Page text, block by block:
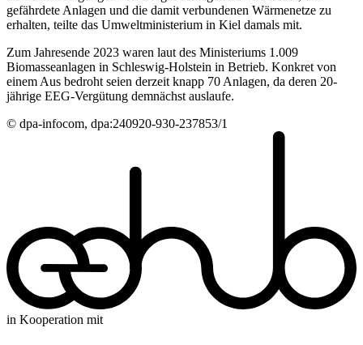
gefährdete Anlagen und die damit verbundenen Wärmenetze zu
erhalten, teilte das Umweltministerium in Kiel damals mit.
Zum Jahresende 2023 waren laut des Ministeriums 1.009
Biomasseanlagen in Schleswig-Holstein in Betrieb. Konkret von
einem Aus bedroht seien derzeit knapp 70 Anlagen, da deren 20-
jährige EEG-Vergütung demnächst auslaufe.
© dpa-infocom, dpa:240920-930-237853/1
in Kooperation mit